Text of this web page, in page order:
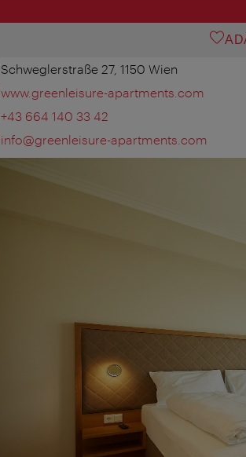
Schweglerstraße 27, 1150 Wien
www.greenleisure-apartments.com
+43 664 140 33 42
info@greenleisure-apartments.com